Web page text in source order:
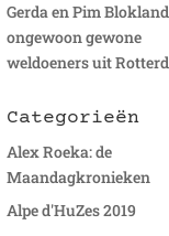
Gerda en Pim
ongewoon gewone
weldoeners uit
Categorieën
Alex Roeka: de
Maandagkronieken
Alpe d'HuZes 2019